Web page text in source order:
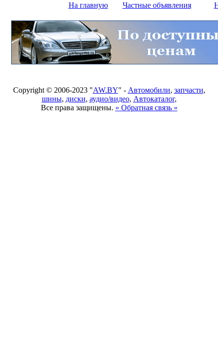
На главную Частные объявления
Copyright © 2006-2023 "AW.BY" - Автомобили, запчасти,
шины, диски, аудио/видео, Автокаталог,
Все права защищены. » Обратная связь «